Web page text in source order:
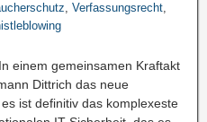
, Verfassungsrecht,
einem gemeinsamen Kraftakt
Dittrich das neue
ist definitiv das komplexeste